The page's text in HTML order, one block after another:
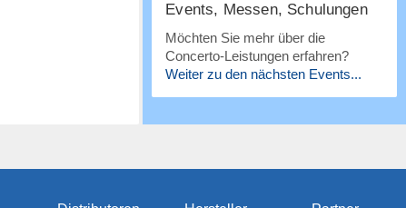
Events, Messen, Schulungen
Möchten Sie mehr über die
Concerto-Leistungen erfahren?
Weiter zu den nächsten Events...